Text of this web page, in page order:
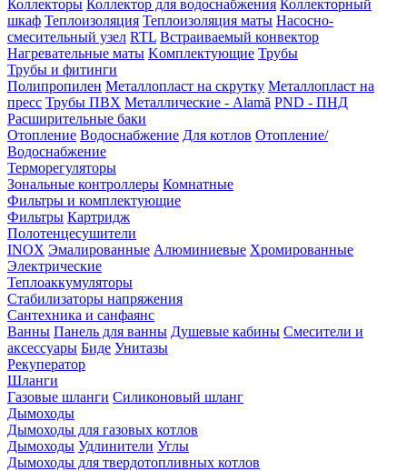
Коллекторы Коллектор для водоснабжения Коллекторный
шкаф Теплоизоляция Теплоизоляция маты Насосно-
смесительный узел RTL Встраиваемый конвектор
Нагревательные маты Kомплектующие Трубы
Трубы и фитинги
Полипропилен Металлопласт на скрутку Металлопласт на
пресс Трубы ПВХ Металлические - Alamă PND - ПНД
Расширительные баки
Отопление Водоснабжение Для котлов Отопление/
Водоснабжение
Терморегуляторы
Зональные контроллеры Комнатные
Фильтры и комплектующие
Фильтры Картридж
Полотенцесушители
INOX Эмалированные Алюминиевые Хромированные
Электрические
Теплоаккумуляторы
Стабилизаторы напряжения
Сантехника и санфаянс
Ванны Панель для ванны Душевые кабины Смесители и
аксессуары Биде Унитазы
Рекуператор
Шланги
Газовые шланги Силиконовый шланг
Дымоходы
Дымоходы для газовых котлов
Дымоходы Удлинители Углы
Дымоходы для твердотопливных котлов